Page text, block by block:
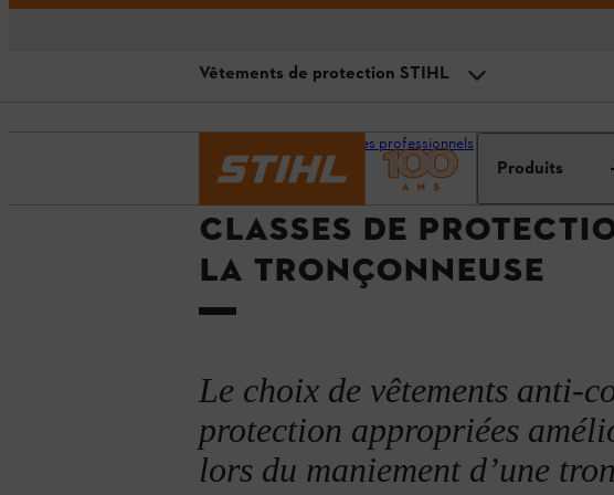
Produits
Espace pour les professionnels
CLASSES DE
LA TRONÇONNEUSE
Le choix de vêtements anti-
protection appropriées
lors du maniement d’une
Vêtements de protection STIHL
Fonctionnement des vêtements de protection
Explication des classes de protection
Quel niveau choisir ?
Vêtements de protection STIHL